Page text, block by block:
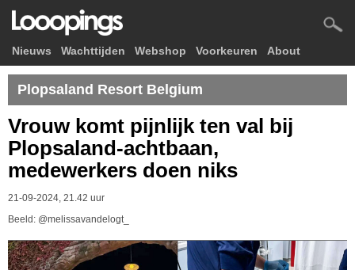
Nieuws Wachttijden Webshop Voorkeuren About
Plopsaland Resort Belgium
Vrouw komt pijnlijk ten val bij
Plopsaland-achtbaan,
medewerkers doen niks
21-09-2024, 21.42 uur
Beeld: @melissavandelogt_